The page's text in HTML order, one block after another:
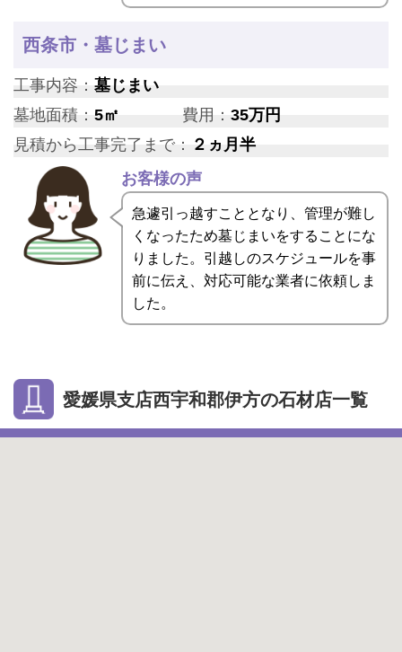
西条市・墓じまい
工事内容： 墓じまい
墓地面積： 5㎡ 費用：35万円
見積から工事完了まで： ２ヵ月半
お客様の声
急遽引っ越すこととなり、管理が難し
くなったため墓じまいをすることにな
りました。引越しのスケジュールを事
前に伝え、対応可能な業者に依頼しま
した。
愛媛県支店西宇和郡伊方の石材店一覧